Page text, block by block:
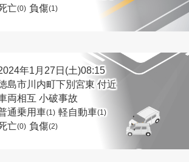
亡(0) 負傷(1)
年1月27日(土)08:15
島市川内町下別宮東 付近
両相互 小破事故
通乗用車(1) 軽自動車(1)
亡(0) 負傷(2)